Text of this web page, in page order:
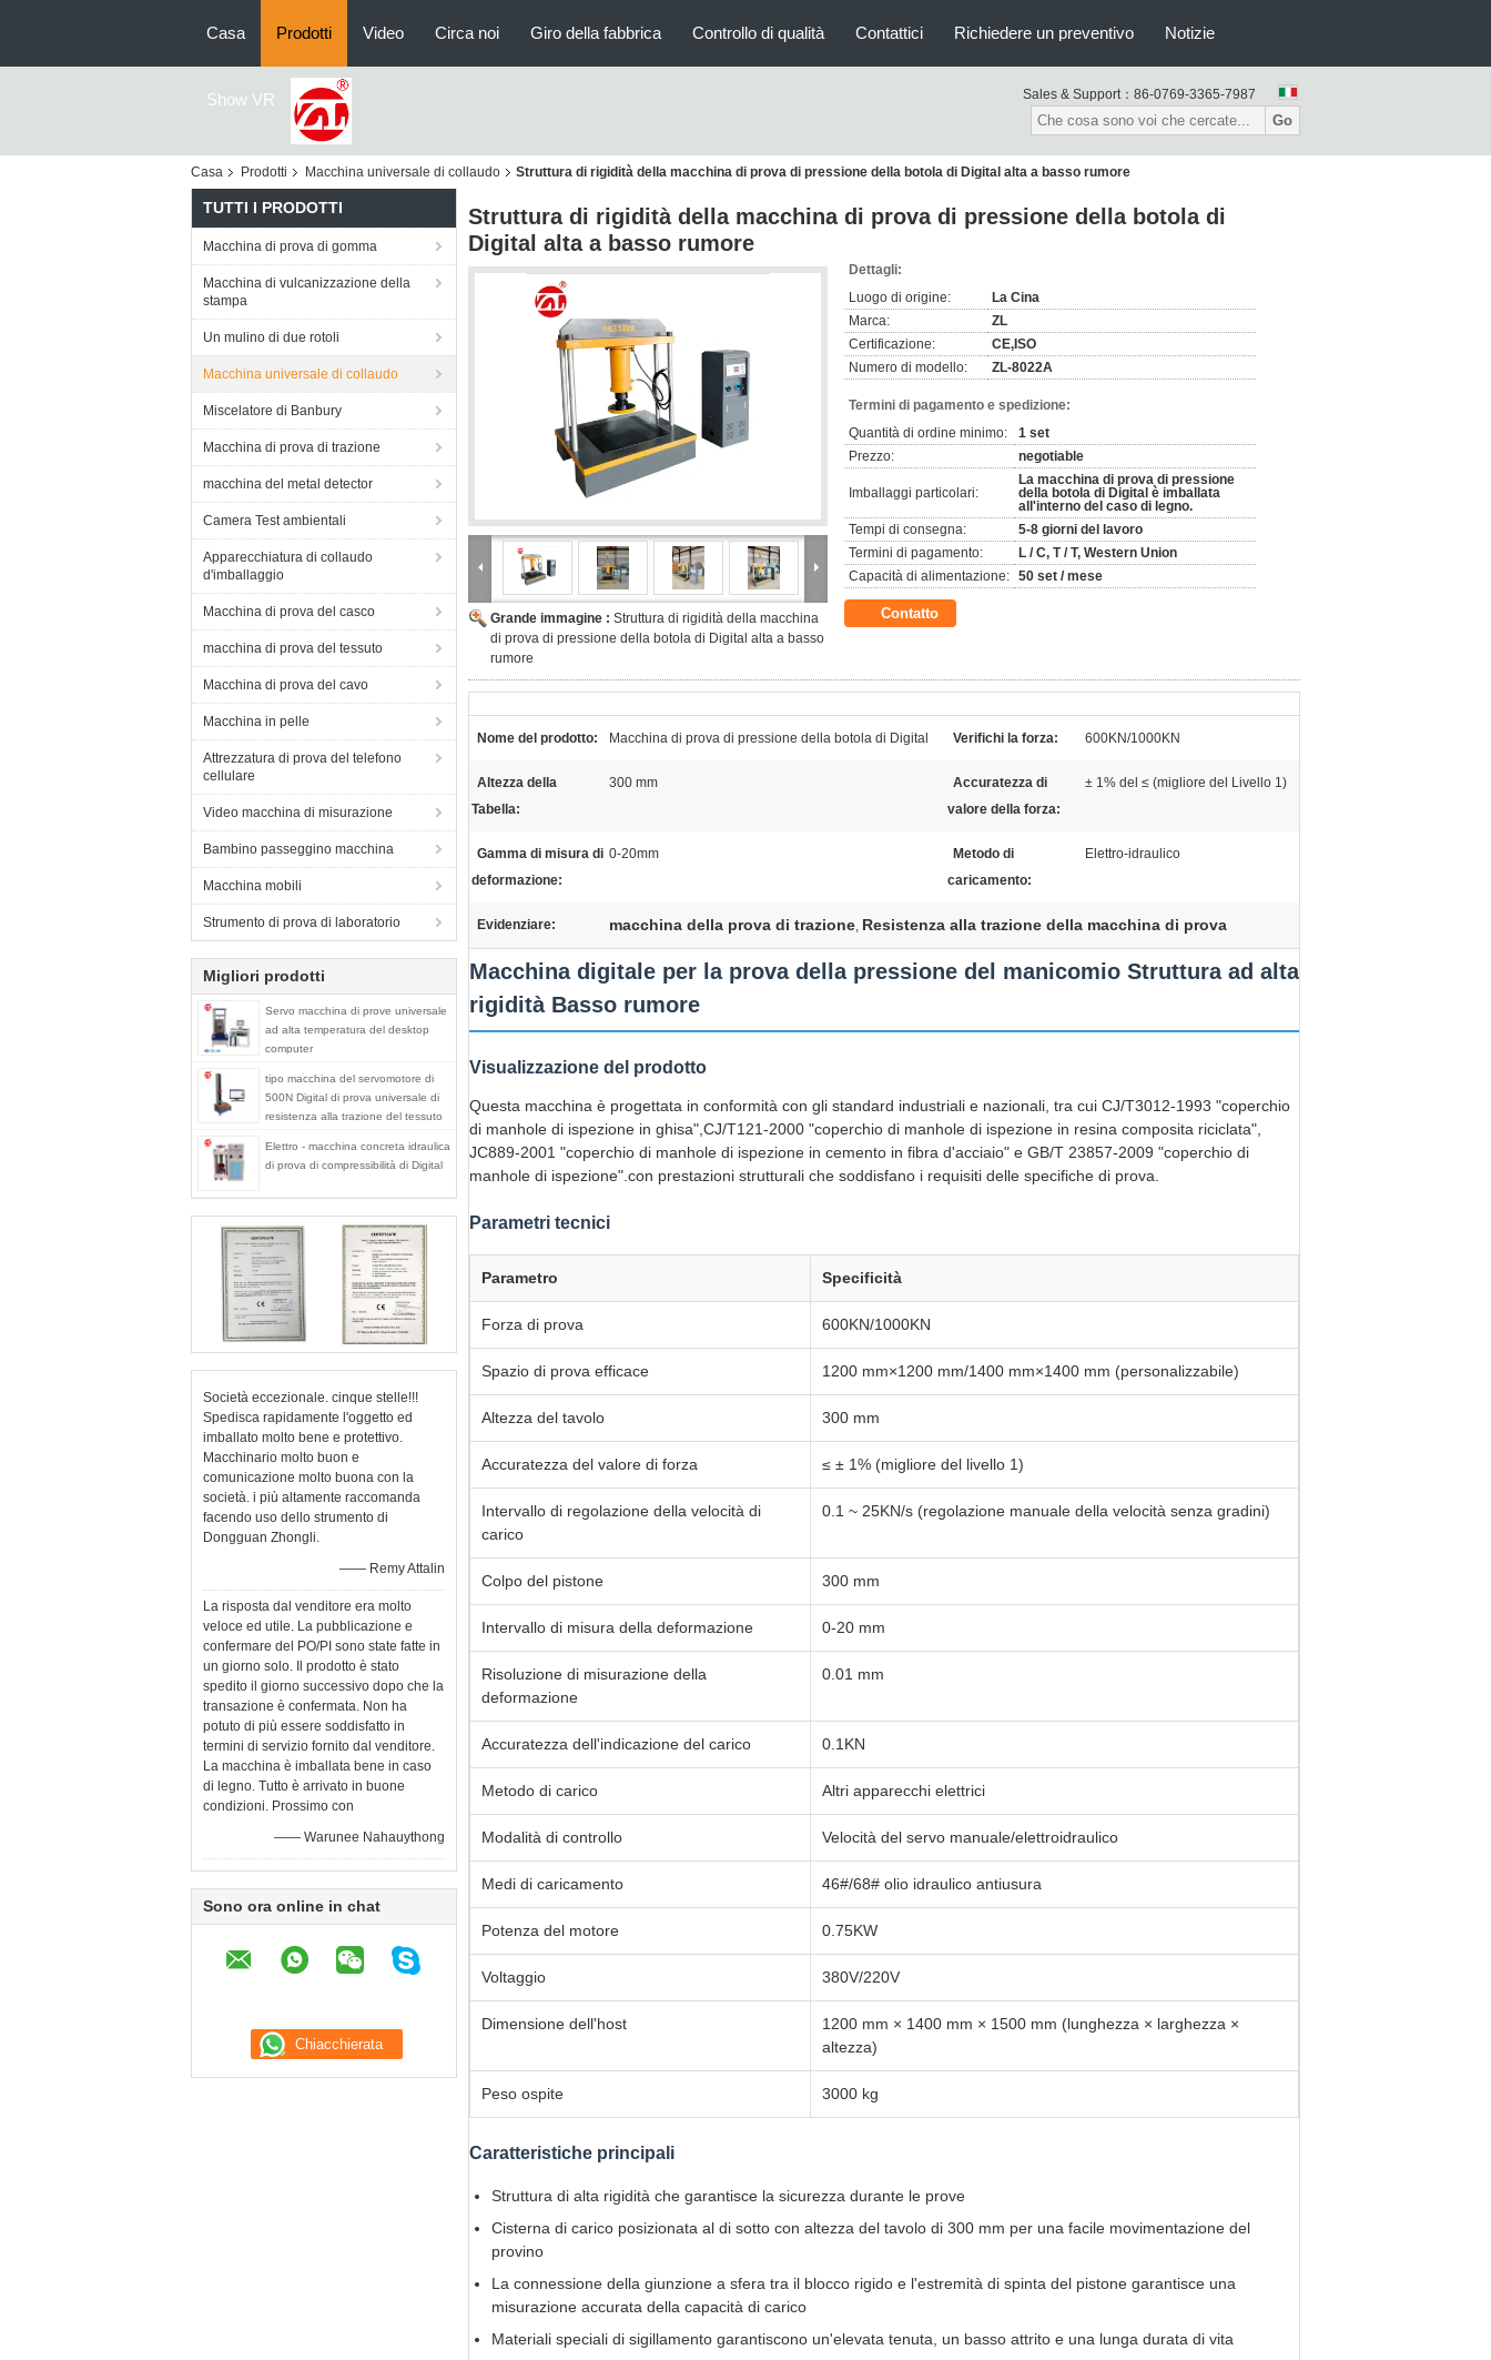
Casa Prodotti Video Circa noi Giro della fabbrica Controllo di qualità Contattici Richiedere un preventivo Notizie
Show VR Sales & Support： 86-0769-3365-7987
Go
Casa Prodotti Macchina universale di collaudo Struttura di rigidità della macchina di prova di pressione della botola di Digital alta a basso rumore
TUTTI I PRODOTTI
Macchina di prova di gomma
Macchina di vulcanizzazione della
stampa
Un mulino di due rotoli
Macchina universale di collaudo
Miscelatore di Banbury
Macchina di prova di trazione
macchina del metal detector
Camera Test ambientali
Apparecchiatura di collaudo
d'imballaggio
Macchina di prova del casco
macchina di prova del tessuto
Macchina di prova del cavo
Macchina in pelle
Attrezzatura di prova del telefono
cellulare
Video macchina di misurazione
Bambino passeggino macchina
Macchina mobili
Strumento di prova di laboratorio
Migliori prodotti
Servo macchina di prove universale
ad alta temperatura del desktop
computer
tipo macchina del servomotore di
500N Digital di prova universale di
resistenza alla trazione del tessuto
Elettro - macchina concreta idraulica
di prova di compressibilità di Digital
Società eccezionale. cinque stelle!!!
Spedisca rapidamente l'oggetto ed
imballato molto bene e protettivo.
Macchinario molto buon e
comunicazione molto buona con la
società. i più altamente raccomanda
facendo uso dello strumento di
Dongguan Zhongli.
—— Remy Attalin
La risposta dal venditore era molto
veloce ed utile. La pubblicazione e
confermare del PO/PI sono state fatte in
un giorno solo. Il prodotto è stato
spedito il giorno successivo dopo che la
transazione è confermata. Non ha
potuto di più essere soddisfatto in
termini di servizio fornito dal venditore.
La macchina è imballata bene in caso
di legno. Tutto è arrivato in buone
condizioni. Prossimo con
—— Warunee Nahauythong
Sono ora online in chat
Struttura di rigidità della macchina di prova di pressione della botola di
Digital alta a basso rumore
Grande immagine : Struttura di rigidità della macchina
di prova di pressione della botola di Digital alta a basso
rumore
Dettagli:
Luogo di origine:
La Cina
Marca:
ZL
Certificazione:
CE,ISO
Numero di modello:
ZL-8022A
Termini di pagamento e spedizione:
Quantità di ordine minimo:
1 set
Prezzo:
negotiable
Imballaggi particolari:
La macchina di prova di pressione
della botola di Digital è imballata
all'interno del caso di legno.
Tempi di consegna:
5-8 giorni del lavoro
Termini di pagamento:
L / C, T / T, Western Union
Capacità di alimentazione: 50 set / mese
Contatto
Nome del prodotto: Macchina di prova di pressione della botola di Digital Verifichi la forza: 600KN/1000KN
Altezza della
Tabella:
300 mm
Accuratezza di
valore della forza:
± 1% del ≤ (migliore del Livello 1)
Gamma di misura di
deformazione:
0-20mm
Metodo di
caricamento:
Elettro-idraulico
Evidenziare: macchina della prova di trazione, Resistenza alla trazione della macchina di prova
Macchina digitale per la prova della pressione del manicomio Struttura ad alta
rigidità Basso rumore
Visualizzazione del prodotto
Questa macchina è progettata in conformità con gli standard industriali e nazionali, tra cui CJ/T3012-1993 "coperchio
di manhole di ispezione in ghisa",CJ/T121-2000 "coperchio di manhole di ispezione in resina composita riciclata",
JC889-2001 "coperchio di manhole di ispezione in cemento in fibra d'acciaio" e GB/T 23857-2009 "coperchio di
manhole di ispezione".con prestazioni strutturali che soddisfano i requisiti delle specifiche di prova.
Parametri tecnici
Parametro Specificità
Forza di prova 600KN/1000KN
Spazio di prova efficace 1200 mm×1200 mm/1400 mm×1400 mm (personalizzabile)
Altezza del tavolo 300 mm
Accuratezza del valore di forza ≤ ± 1% (migliore del livello 1)
Intervallo di regolazione della velocità di
carico
0.1 ~ 25KN/s (regolazione manuale della velocità senza gradini)
Colpo del pistone 300 mm
Intervallo di misura della deformazione 0-20 mm
Risoluzione di misurazione della
deformazione
0.01 mm
Accuratezza dell'indicazione del carico 0.1KN
Metodo di carico Altri apparecchi elettrici
Modalità di controllo Velocità del servo manuale/elettroidraulico
Medi di caricamento 46#/68# olio idraulico antiusura
Potenza del motore 0.75KW
Voltaggio 380V/220V
Dimensione dell'host
1200 mm × 1400 mm × 1500 mm (lunghezza × larghezza ×
altezza)
Peso ospite 3000 kg
Caratteristiche principali
Struttura di alta rigidità che garantisce la sicurezza durante le prove
Cisterna di carico posizionata al di sotto con altezza del tavolo di 300 mm per una facile movimentazione del
provino
La connessione della giunzione a sfera tra il blocco rigido e l'estremità di spinta del pistone garantisce una
misurazione accurata della capacità di carico
Materiali speciali di sigillamento garantiscono un'elevata tenuta, un basso attrito e una lunga durata di vita